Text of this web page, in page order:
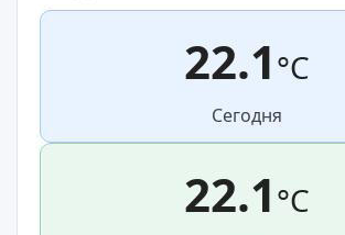
22.1°C
Сегодня
22.1°C